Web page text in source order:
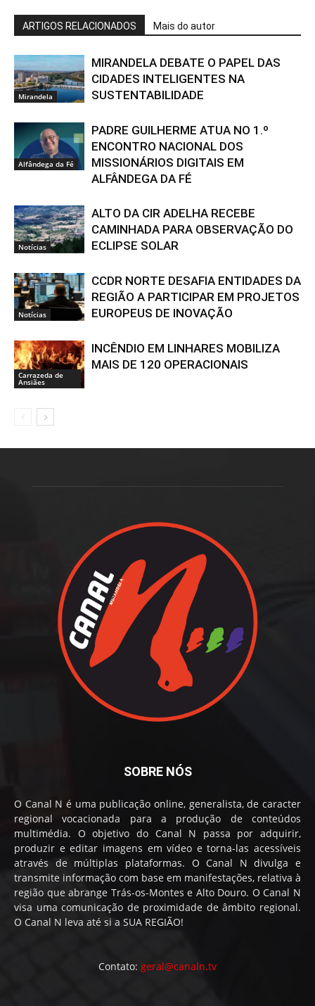
ARTIGOS RELACIONADOS Mais do autor
Mirandela
MIRANDELA DEBATE O PAPEL DAS
CIDADES INTELIGENTES NA
SUSTENTABILIDADE
Alfândega da Fé
PADRE GUILHERME ATUA NO 1.º
ENCONTRO NACIONAL DOS
MISSIONÁRIOS DIGITAIS EM
ALFÂNDEGA DA FÉ
Notícias
ALTO DA CIR ADELHA RECEBE
CAMINHADA PARA OBSERVAÇÃO DO
ECLIPSE SOLAR
Notícias
CCDR NORTE DESAFIA ENTIDADES DA
REGIÃO A PARTICIPAR EM PROJETOS
EUROPEUS DE INOVAÇÃO
Carrazeda de
Ansiães
INCÊNDIO EM LINHARES MOBILIZA
MAIS DE 120 OPERACIONAIS
SOBRE NÓS
O Canal N é uma publicação online, generalista, de caracter
regional vocacionada para a produção de conteúdos
multimédia. O objetivo do Canal N passa por adquirir,
produzir e editar imagens em vídeo e torna-las acessíveis
através de múltiplas plataformas. O Canal N divulga e
transmite informação com base em manifestações, relativa à
região que abrange Trás-os-Montes e Alto Douro. O Canal N
visa uma comunicação de proximidade de âmbito regional.
O Canal N leva até si a SUA REGIÃO!
Contato: geral@canaln.tv